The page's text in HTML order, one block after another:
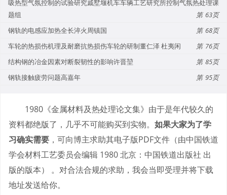
吸热型气氛控制的试验研究戚墅堰机车车辆工艺研究所控制气氛热处理课
题组
63
钢轨的电感应加热全长淬火周镇国
68
车轮的热损伤机理及耐磨抗热损伤车轮的研制董仁泽 杜夷闲
76
结构钢的冶金因素对断裂韧性的影响许晋堃
85
钢轨接触疲劳问题高嘉年
95
1980《金属材料及热处理论文集》由于是年代较久的
资料都绝版了，几乎不可能购买到实物。 如果大家为了学
习确实需要 ，可向博主求助其电子版PDF文件（由中国铁道
学会材料工艺委员会编辑 1980 北京：中国铁道出版社 出
版的版本） 。对合法合规的求助，我会当即受理并将下载
地址发送给你。